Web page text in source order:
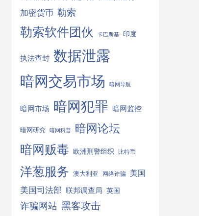
加密货币 勒索
勒索软件团伙 卡巴斯基 印度
执法查封 数据泄露
暗网交易市场
暗网导航
暗网市场 暗网犯罪 暗网监控
暗网研究 暗网科普 暗网论坛
暗网贩毒 欧洲刑警组织 比特币
洋葱服务 澳大利亚 网络诈骗 美国
美国司法部 联邦调查局 英国
诈骗网站 黑客攻击